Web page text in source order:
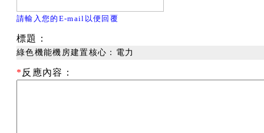
請輸入您的E-mail以便回覆
標題：
綠色機能機房建置核心：電力
* 反應內容：